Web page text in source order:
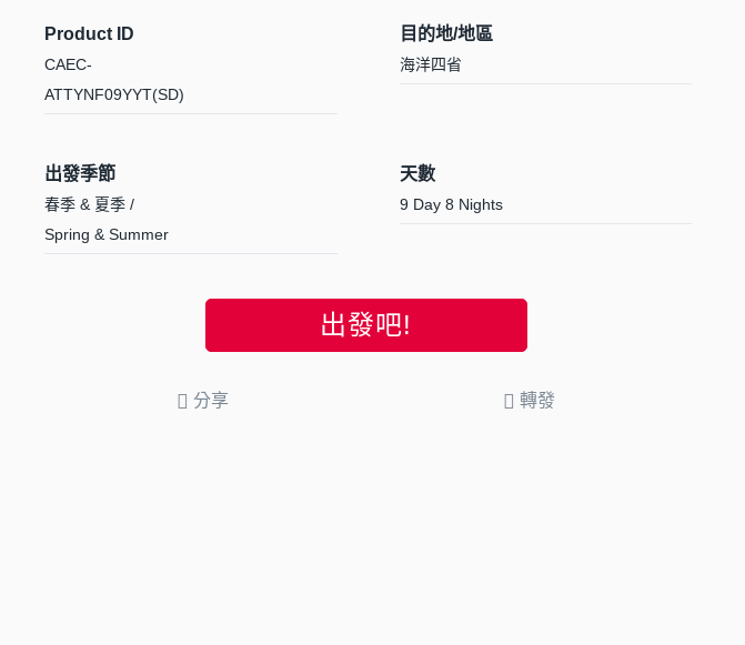
Product ID
CAEC-
ATTYNF09YYT(SD)
目的地/地區
海洋四省
出發季節
春季 & 夏季 /
Spring & Summer
天數
9 Day 8 Nights
出發吧!
分享 轉發